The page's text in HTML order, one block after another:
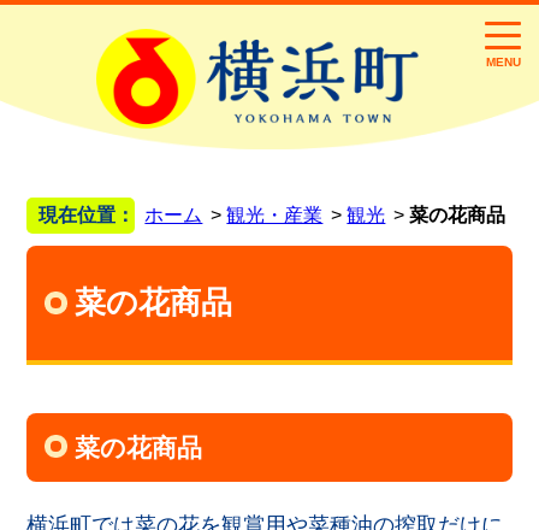
MENU
現在位置： ホーム 観光・産業 観光 菜の花商品
菜の花商品
菜の花商品
横浜町では菜の花を観賞用や菜種油の搾取だけに